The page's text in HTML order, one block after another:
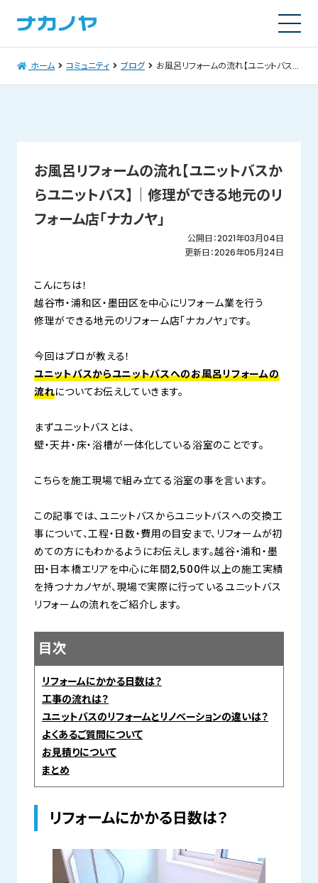
ホーム コミュニティ ブログ お風呂リフォームの流れ【ユニットバスからユニットバス】│修理ができる地元のリフォーム店「ナカノヤ」
お風呂リフォームの流れ【ユニットバスか
らユニットバス】│修理ができる地元のリ
フォーム店「ナカノヤ」
公開日：2021年03月04日
更新日：2026年05月24日
こんにちは！
越谷市・浦和区・墨田区を中心にリフォーム業を行う
修理ができる地元のリフォーム店「ナカノヤ」です。
今回はプロが教える！
ユニットバスからユニットバスへのお風呂リフォームの
流れについてお伝えしていきます。
まずユニットバスとは、
壁・天井・床・浴槽が一体化している浴室のことです。
こちらを施工現場で組み立てる浴室の事を言います。
この記事では、ユニットバスからユニットバスへの交換工
事について、工程・日数・費用の目安まで、リフォームが初
めての方にもわかるようにお伝えします。越谷・浦和・墨
田・日本橋エリアを中心に年間2,500件以上の施工実績
を持つナカノヤが、現場で実際に行っているユニットバス
リフォームの流れをご紹介します。
目次
リフォームにかかる日数は？
工事の流れは？
ユニットバスのリフォームとリノベーションの違いは？
よくあるご質問について
お見積りについて
まとめ
リフォームにかかる日数は？